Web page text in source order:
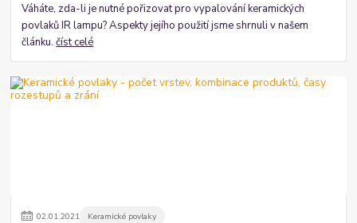
Váháte, zda-li je nutné pořizovat pro vypalování keramických
povlaků IR lampu? Aspekty jejího použití jsme shrnuli v našem
článku.číst celé
02.01.2021 Keramické povlaky